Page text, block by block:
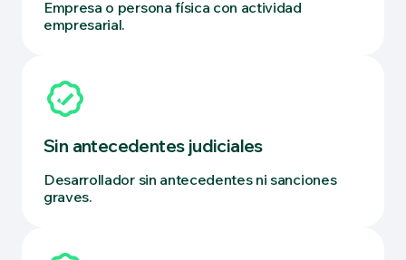
Empresa o persona física con actividad
empresarial.
Sin antecedentes judiciales
Desarrollador sin antecedentes ni sanciones
graves.